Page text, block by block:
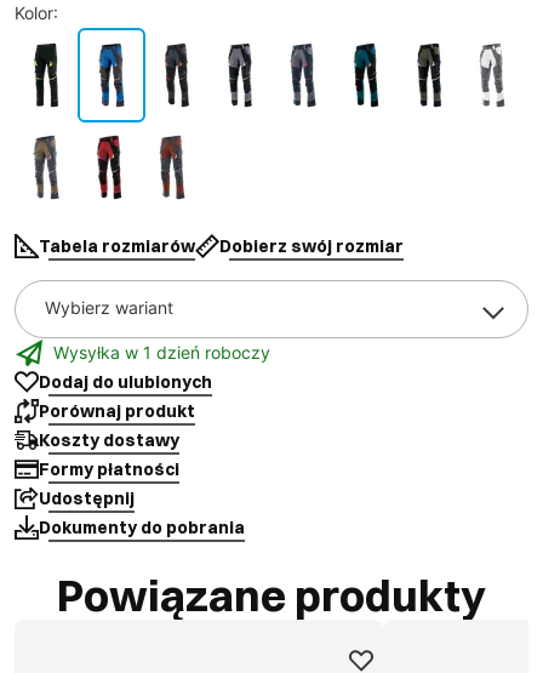
Kolor:
Tabela rozmiarów Dobierz swój rozmiar
Wybierz wariant
Wysyłka w 1 dzień roboczy
Dodaj do ulubionych
Porównaj produkt
Koszty dostawy
Formy płatności
Udostępnij
Dokumenty do pobrania
Powiązane produkty